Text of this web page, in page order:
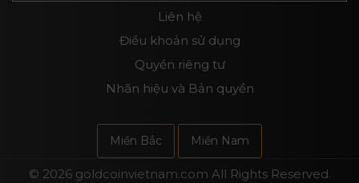
Liên hệ
Điều khoản sử dụng
Quyền riêng tư
Nhãn hiệu và Bản quyền
Miền Bắc Miền Nam
© 2026 goldcoinvietnam.com All Rights Reserved.